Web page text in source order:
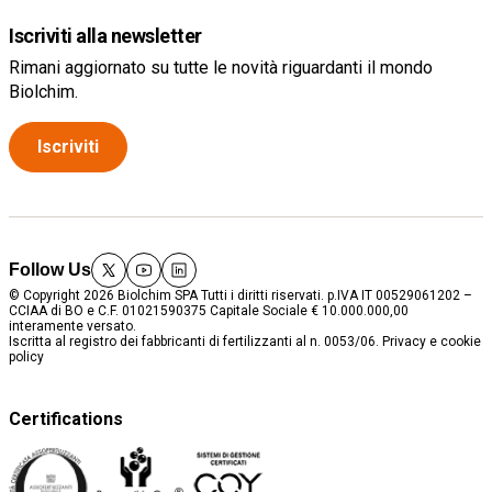
Iscriviti alla newsletter
Rimani aggiornato su tutte le novità riguardanti il mondo
Biolchim.
Iscriviti
Follow Us
twitteryoutube
linkedin
© Copyright 2026 Biolchim SPA Tutti i diritti riservati. p.IVA IT 00529061202 –
CCIAA di BO e C.F. 01021590375 Capitale Sociale € 10.000.000,00
interamente versato.
Iscritta al registro dei fabbricanti di fertilizzanti al n. 0053/06. Privacy e cookie
policy
Certifications